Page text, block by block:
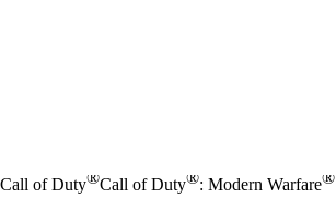
Call of Duty®Call of Duty®: Modern Warfare®